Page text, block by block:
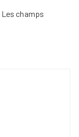
Les champs